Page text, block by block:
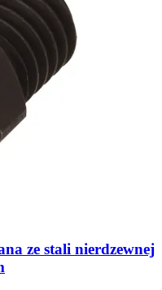
ze stali nierdzewnej